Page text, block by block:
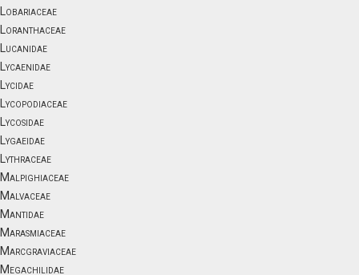
Lobariaceae
Loranthaceae
Lucanidae
Lycaenidae
Lycidae
Lycopodiaceae
Lycosidae
Lygaeidae
Lythraceae
Malpighiaceae
Malvaceae
Mantidae
Marasmiaceae
Marcgraviaceae
Megachilidae